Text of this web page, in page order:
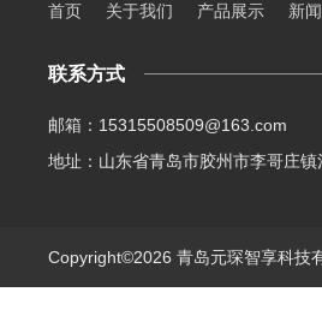
首页 关于我们 产品展示 新
联系方式
邮箱：15315508509@163.com
地址：山东省青岛市胶州市李哥庄
Copyright©2026 青岛元琛智享科